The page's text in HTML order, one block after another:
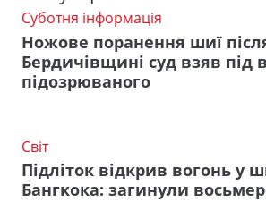
Суботня інформація
Ножове поранення шиї
Бердичівщині суд взяв під
підозрюваного
Світ
Підліток відкрив вогонь у
Бангкока: загинули